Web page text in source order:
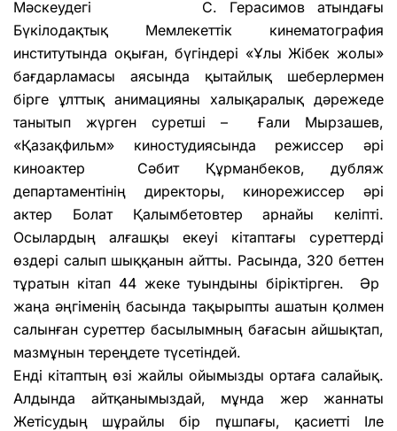
Мәскеудегі С. Герасимов атындағы
Бүкілодақтық Мемлекеттік кинематография
институтында оқыған, бүгіндері «Ұлы Жібек жолы»
бағдарламасы аясында қытайлық шеберлермен
бірге ұлттық анимацияны халықаралық дәрежеде
танытып жүрген суретші – Ғали Мырзашев,
«Қазақфильм» киностудиясында режиссер әрі
киноактер Сәбит Құрманбеков, дубляж
департаментінің директоры, кинорежиссер әрі
актер Болат Қалымбетовтер арнайы келіпті.
Осылардың алғашқы екеуі кітаптағы суреттерді
өздері салып шыққанын айтты. Расында, 320 беттен
тұратын кітап 44 жеке туындыны біріктірген. Әр
жаңа әңгіменің басында тақырыпты ашатын қолмен
салынған суреттер басылымның бағасын айшықтап,
мазмұнын тереңдете түсетіндей.
Енді кітаптың өзі жайлы ойымызды ортаға салайық.
Алдында айтқанымыздай, мұнда жер жаннаты
Жетісудың шұрайлы бір пұшпағы, қасиетті Іле